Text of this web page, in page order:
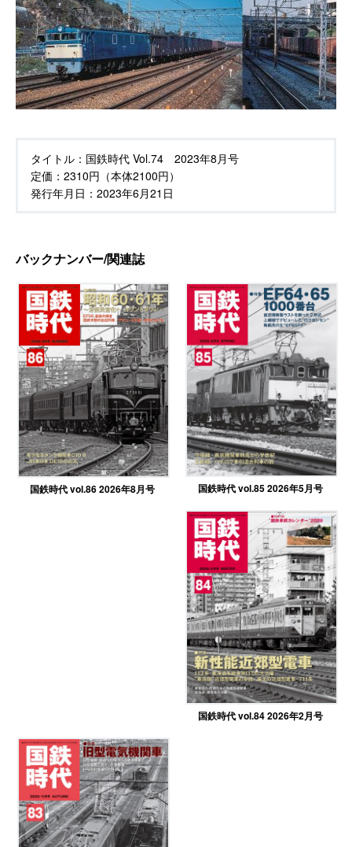
タイトル： 国鉄時代 Vol.74 2023年8月号
定価： 2310円（本体2100円）
発行年月日： 2023年6月21日
バックナンバー/関連誌
国鉄時代 vol.86 2026年8月号 国鉄時代 vol.85 2026年5月号
国鉄時代 vol.84 2026年2月号